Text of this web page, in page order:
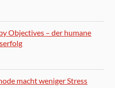
Objectives – der humane
macht weniger Stress